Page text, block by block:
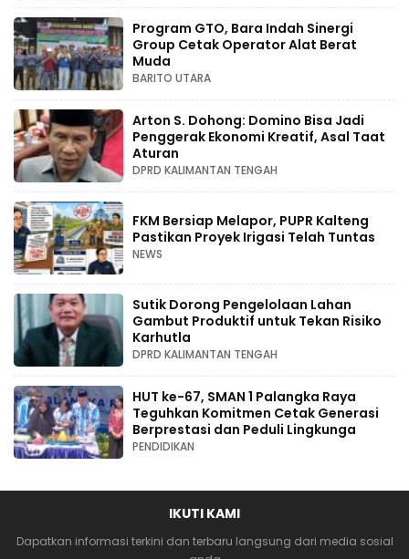
Program GTO, Bara Indah Sinergi
Group Cetak Operator Alat Berat
Muda
BARITO UTARA
Arton S. Dohong: Domino Bisa Jadi
Penggerak Ekonomi Kreatif, Asal Taat
Aturan
DPRD KALIMANTAN TENGAH
FKM Bersiap Melapor, PUPR Kalteng
Pastikan Proyek Irigasi Telah Tuntas
NEWS
Sutik Dorong Pengelolaan Lahan
Gambut Produktif untuk Tekan Risiko
Karhutla
DPRD KALIMANTAN TENGAH
HUT ke-67, SMAN 1 Palangka Raya
Teguhkan Komitmen Cetak Generasi
Berprestasi dan Peduli Lingkunga
PENDIDIKAN
IKUTI KAMI
Dapatkan informasi terkini dan terbaru langsung dari media sosial